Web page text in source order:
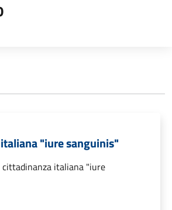
"iure sanguinis"
cittadinanza italiana "iure